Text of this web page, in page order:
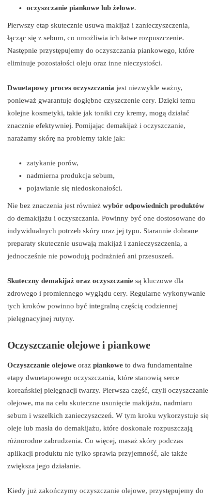
oczyszczanie piankowe lub żelowe.
Pierwszy etap skutecznie usuwa makijaż i zanieczyszczenia,
łącząc się z sebum, co umożliwia ich łatwe rozpuszczenie.
Następnie przystępujemy do oczyszczania piankowego, które
eliminuje pozostałości oleju oraz inne nieczystości.
Dwuetapowy proces oczyszczania jest niezwykle ważny,
ponieważ gwarantuje dogłębne czyszczenie cery. Dzięki temu
kolejne kosmetyki, takie jak toniki czy kremy, mogą działać
znacznie efektywniej. Pomijając demakijaż i oczyszczanie,
narażamy skórę na problemy takie jak:
zatykanie porów,
nadmierna produkcja sebum,
pojawianie się niedoskonałości.
Nie bez znaczenia jest również wybór odpowiednich produktów
do demakijażu i oczyszczania. Powinny być one dostosowane do
indywidualnych potrzeb skóry oraz jej typu. Starannie dobrane
preparaty skutecznie usuwają makijaż i zanieczyszczenia, a
jednocześnie nie powodują podrażnień ani przesuszeń.
Skuteczny demakijaż oraz oczyszczanie są kluczowe dla
zdrowego i promiennego wyglądu cery. Regularne wykonywanie
tych kroków powinno być integralną częścią codziennej
pielęgnacyjnej rutyny.
Oczyszczanie olejowe i piankowe
Oczyszczanie olejowe oraz piankowe to dwa fundamentalne
etapy dwuetapowego oczyszczania, które stanowią serce
koreańskiej pielęgnacji twarzy. Pierwsza część, czyli oczyszczanie
olejowe, ma na celu skuteczne usunięcie makijażu, nadmiaru
sebum i wszelkich zanieczyszczeń. W tym kroku wykorzystuje się
oleje lub masła do demakijażu, które doskonale rozpuszczają
różnorodne zabrudzenia. Co więcej, masaż skóry podczas
aplikacji produktu nie tylko sprawia przyjemność, ale także
zwiększa jego działanie.
Kiedy już zakończymy oczyszczanie olejowe, przystępujemy do